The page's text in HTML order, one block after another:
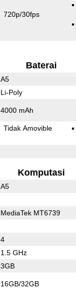
720p/30fps
Baterai
A5
Li-Poly
4000 mAh
Tidak Amovible
Komputasi
A5
MediaTek MT6739
4
1.5 GHz
3GB
16GB/32GB